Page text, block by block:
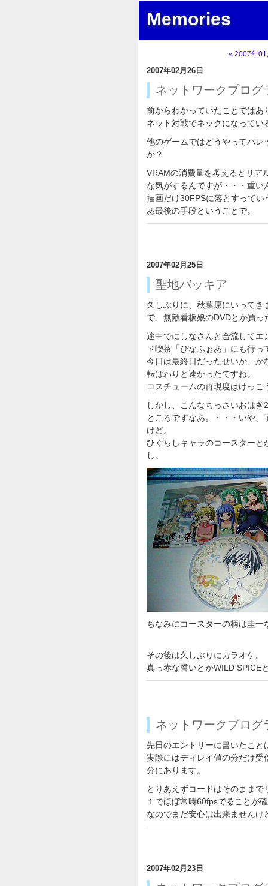
Memories
« 2007年01
2007年02月26日
ネットワークプログ
前からわかっていたことでは
ネット対戦でネックになってい
他のゲームではどうやってパ
か？
VRAMの消費量を考えるとリア
な気がするんですが・・・重い
描画だけ30FPSに落とすって
あ最後の手段ということで。
2007年02月25日
聖地バッキア
久しぶりに、秋葉原にいってき
で、無敵看板娘のDVDとか買っ
途中でにしなさんと合流して
ド喫茶「ぴなふぉあ」にも行っ
今日は最終日だったせいか、
転はわりと速かったですね。
コスチュームの再現度はけっこ
しかし、こんなちっさいおは
ところですなあ。・・・いや
けど。
ひぐらしキャラのコースター
し。
ちなみにコースターの柄は圭
その後は久しぶりにカラオケ。
真っ赤な誓いとかWILD SPICE
ネットワークプログ
先日のエントリーに書いたこ
実際にはディレイ値の分だけ
分にあります。
とりあえずコードはそのまま
１でほぼ常時60fpsでることが
なのでまだ安心は出来ませんけ
2007年02月23日